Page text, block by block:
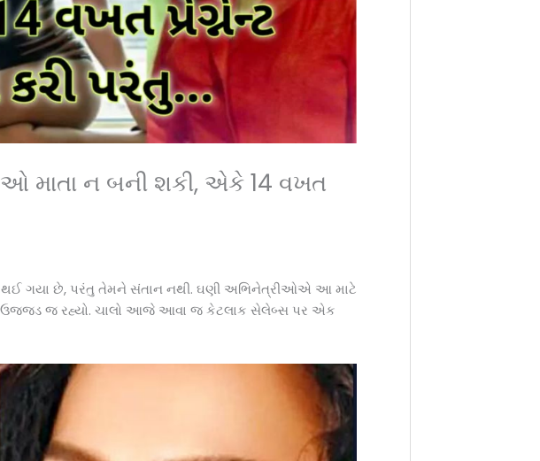
માતા ન બની શકી, એકે 14 વખત
થઈ ગયા છે, પરંતુ તેમને સંતાન નથી. ઘણી અભિનેત્રીઓએ આ માટે
ઉજ્જડ જ રહ્યો. ચાલો આજે આવા જ કેટલાક સેલેબ્સ પર એક